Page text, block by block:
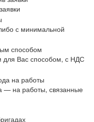
с минимальной
Вас способом, с НДС
— на работы, связанные